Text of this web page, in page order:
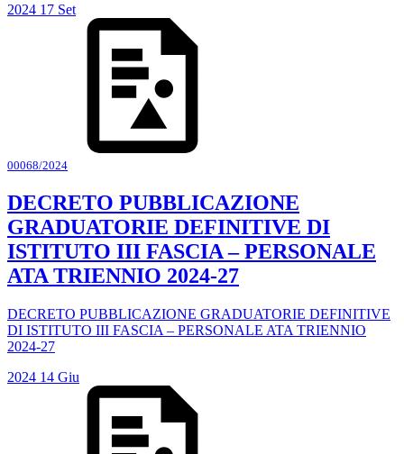
2024 17 Set
00068/2024
DECRETO PUBBLICAZIONE
GRADUATORIE DEFINITIVE DI
ISTITUTO III FASCIA – PERSONALE
ATA TRIENNIO 2024-27
DECRETO PUBBLICAZIONE GRADUATORIE DEFINITIVE
DI ISTITUTO III FASCIA – PERSONALE ATA TRIENNIO
2024-27
2024 14 Giu